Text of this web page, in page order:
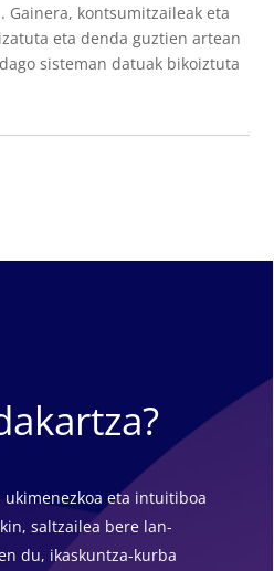
Gainera, kontsumitzaileak eta
eta denda guztien artean
sisteman datuak bikoiztuta
eta intuitiboa
saltzailea bere lan-
du, ikaskuntza-kurba